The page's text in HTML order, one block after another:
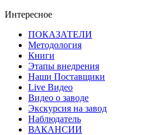
Интересное
ПОКАЗАТЕЛИ
Методология
Книги
Этапы внедрения
Наши Поставщики
Live Видео
Видео о заводе
Экскурсия на завод
Наблюдатель
ВАКАНСИИ